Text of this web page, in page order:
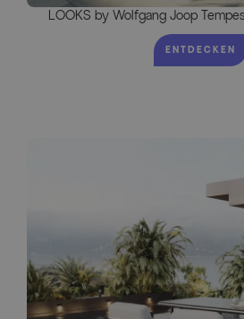
LOOKS by Wolfgang Joop
ENTDECKEN